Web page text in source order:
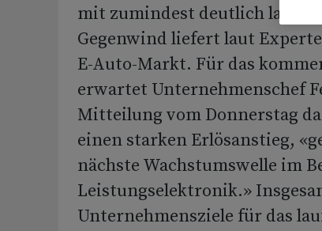
mit zumindest deutlich
Gegenwind liefert laut
E-Auto-Markt. Für das
erwartet Unternehmenschef
Mitteilung vom Donnerstag
einen starken Erlösanstieg,
nächste Wachstumswelle im
Leistungselektronik.»
Unternehmensziele für das